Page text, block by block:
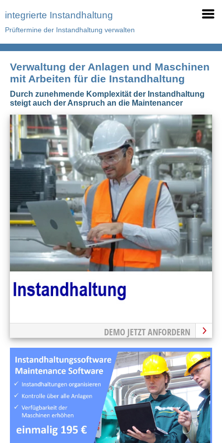
integrierte Instandhaltung
Prüftermine der Instandhaltung verwalten
Verwaltung der Anlagen und Maschinen
mit Arbeiten für die Instandhaltung
Durch zunehmende Komplexität der Instandhaltung
steigt auch der Anspruch an die Maintenancer
DEMO JETZT ANFORDERN